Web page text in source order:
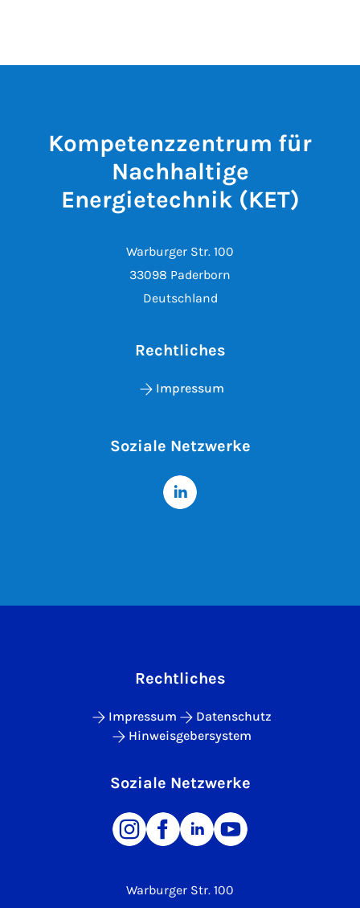
Kompetenzzentrum für
Nachhaltige
Energietechnik (KET)
Warburger Str. 100
33098 Paderborn
Deutschland
Rechtliches
Impressum
Soziale Netzwerke
Warburger Str. 100
Rechtliches
Impressum
Datenschutz
Hinweisgebersystem
Soziale Netzwerke